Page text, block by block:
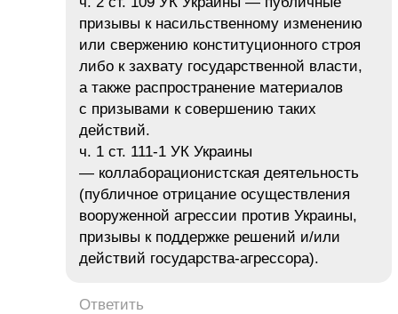
призывы к насильственному изменению
или свержению конституционного строя
либо к захвату государственной власти,
а также распространение материалов
с призывами к совершению таких
действий.
​ч. 1 ст. 111-1 УК Украины
— коллаборационистская деятельность
(публичное отрицание осуществления
вооруженной агрессии против Украины,
призывы к поддержке решений и/или
действий государства-агрессора).
Ответить